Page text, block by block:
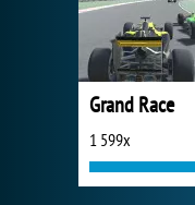
Grand Race
1 599x